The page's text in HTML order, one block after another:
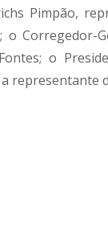
Pimpão,
o Corregedor-
o
representante